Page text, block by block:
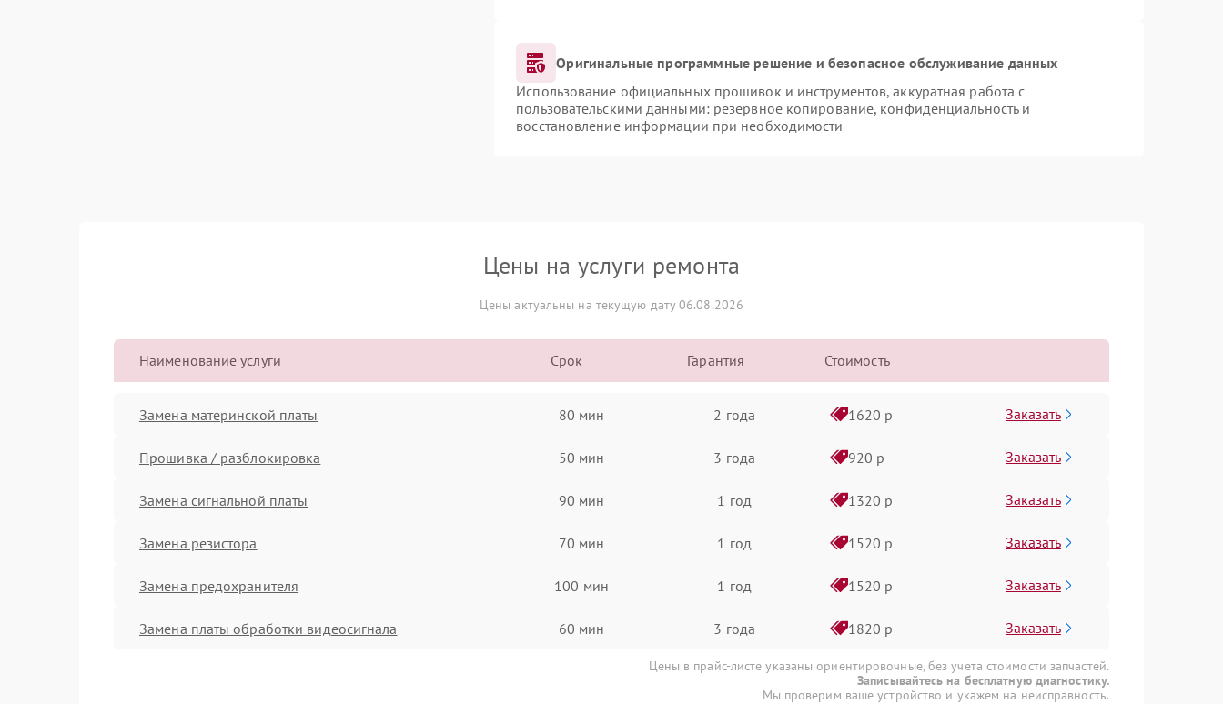
Оригинальные программные решение и безопасное обслуживание данных
Использование официальных прошивок и инструментов, аккуратная работа с
пользовательскими данными: резервное копирование, конфиденциальность и
восстановление информации при необходимости
Цены на услуги ремонта
Цены актуальны на текущую дату 06.08.2026
Наименование услуги Срок Гарантия Стоимость
Замена материнской платы 80 мин 2 года 1620 р Заказать
Прошивка / разблокировка 50 мин 3 года 920 р Заказать
Замена сигнальной платы 90 мин 1 год 1320 р Заказать
Замена резистора 70 мин 1 год 1520 р Заказать
Замена предохранителя 100 мин 1 год 1520 р Заказать
Замена платы обработки видеосигнала 60 мин 3 года 1820 р Заказать
Цены в прайс-листе указаны ориентировочные, без учета стоимости запчастей.
Записывайтесь на бесплатную диагностику.
Мы проверим ваше устройство и укажем на неисправность.